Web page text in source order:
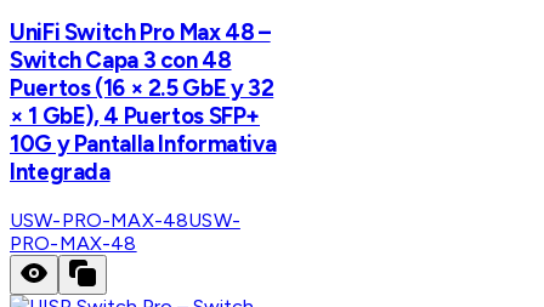
UniFi Switch Pro Max 48 –
Switch Capa 3 con 48
Puertos (16 × 2.5 GbE y 32
× 1 GbE), 4 Puertos SFP+
10G y Pantalla Informativa
Integrada
USW-PRO-MAX-48USW-
PRO-MAX-48